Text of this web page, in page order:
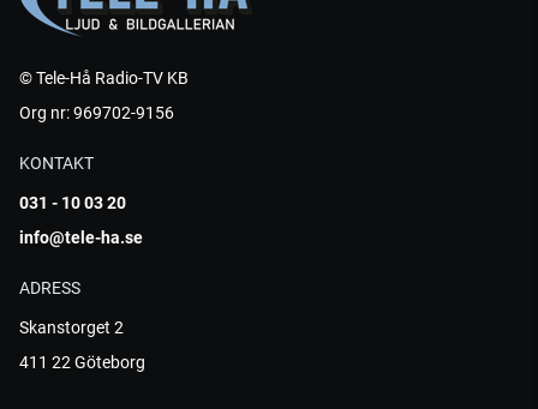
© Tele-Hå Radio-TV KB
Org nr: 969702-9156
KONTAKT
031 - 10 03 20
info@tele-ha.se
ADRESS
Skanstorget 2
411 22 Göteborg